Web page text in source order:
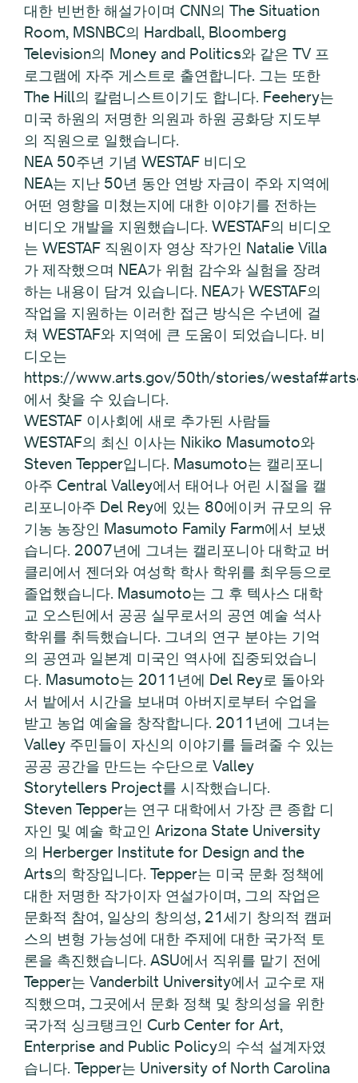
대한 빈번한 해설가이며 CNN의 The Situation
Room, MSNBC의 Hardball, Bloomberg
Television의 Money and Politics와 같은 TV 프
로그램에 자주 게스트로 출연합니다. 그는 또한
The Hill의 칼럼니스트이기도 합니다. Feehery는
미국 하원의 저명한 의원과 하원 공화당 지도부
의 직원으로 일했습니다.
NEA 50주년 기념 WESTAF 비디오
NEA는 지난 50년 동안 연방 자금이 주와 지역에
어떤 영향을 미쳤는지에 대한 이야기를 전하는
비디오 개발을 지원했습니다. WESTAF의 비디오
는 WESTAF 직원이자 영상 작가인 Natalie Villa
가 제작했으며 NEA가 위험 감수와 실험을 장려
하는 내용이 담겨 있습니다. NEA가 WESTAF의
작업을 지원하는 이러한 접근 방식은 수년에 걸
쳐 WESTAF와 지역에 큰 도움이 되었습니다. 비
디오는
https://www.arts.gov/50th/stories/
에서 찾을 수 있습니다.
WESTAF 이사회에 새로 추가된 사람들
WESTAF의 최신 이사는 Nikiko Masumoto와
Steven Tepper입니다. Masumoto는 캘리포니
아주 Central Valley에서 태어나 어린 시절을 캘
리포니아주 Del Rey에 있는 80에이커 규모의 유
기농 농장인 Masumoto Family Farm에서 보냈
습니다. 2007년에 그녀는 캘리포니아 대학교 버
클리에서 젠더와 여성학 학사 학위를 최우등으로
졸업했습니다. Masumoto는 그 후 텍사스 대학
교 오스틴에서 공공 실무로서의 공연 예술 석사
학위를 취득했습니다. 그녀의 연구 분야는 기억
의 공연과 일본계 미국인 역사에 집중되었습니
다. Masumoto는 2011년에 Del Rey로 돌아와
서 밭에서 시간을 보내며 아버지로부터 수업을
받고 농업 예술을 창작합니다. 2011년에 그녀는
Valley 주민들이 자신의 이야기를 들려줄 수 있는
공공 공간을 만드는 수단으로 Valley
Storytellers Project를 시작했습니다.
Steven Tepper는 연구 대학에서 가장 큰 종합 디
자인 및 예술 학교인 Arizona State University
의 Herberger Institute for Design and the
Arts의 학장입니다. Tepper는 미국 문화 정책에
대한 저명한 작가이자 연설가이며, 그의 작업은
문화적 참여, 일상의 창의성, 21세기 창의적 캠퍼
스의 변형 가능성에 대한 주제에 대한 국가적 토
론을 촉진했습니다. ASU에서 직위를 맡기 전에
Tepper는 Vanderbilt University에서 교수로 재
직했으며, 그곳에서 문화 정책 및 창의성을 위한
국가적 싱크탱크인 Curb Center for Art,
Enterprise and Public Policy의 수석 설계자였
습니다. Tepper는 University of North Carolina